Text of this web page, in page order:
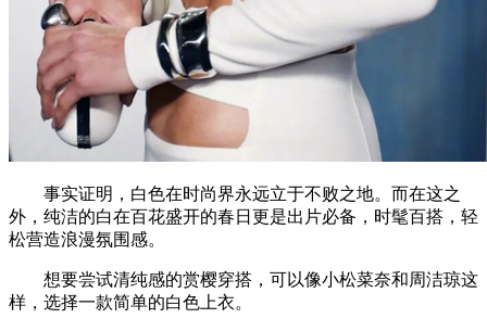
事实证明，白色在时尚界永远立于不败之地。而在这之
外，纯洁的白在百花盛开的春日更是出片必备，时髦百搭，轻
松营造浪漫氛围感。
想要尝试清纯感的赏樱穿搭，可以像小松菜奈和周洁琼这
样，选择一款简单的白色上衣。